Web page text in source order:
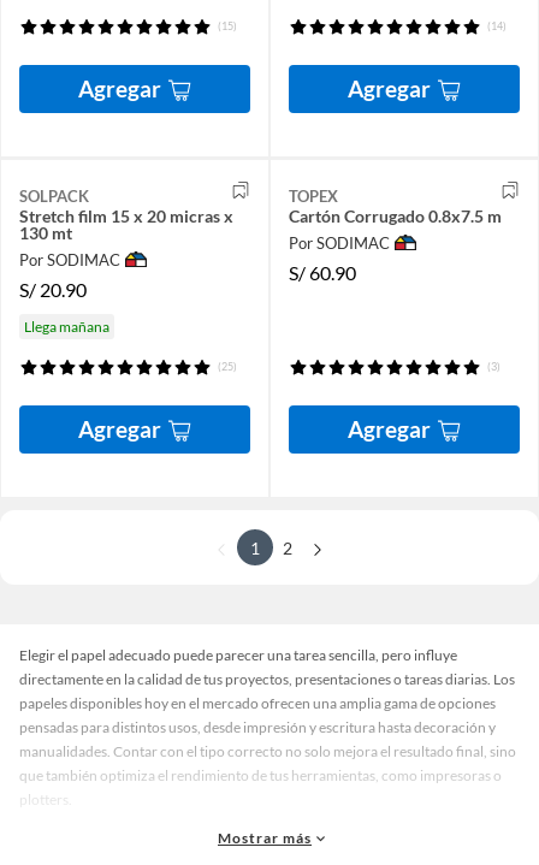
(15)
Agregar
(14)
Agregar
SOLPACK
Stretch film 15 x 20 micras x
130 mt
Por SODIMAC
S/ 20.90
Llega mañana
(25)
Agregar
TOPEX
Cartón Corrugado 0.8x7.5 m
Por SODIMAC
S/60.90
(3)
Agregar
1 2
Elegir el papel adecuado puede parecer una tarea sencilla, pero influye
directamente en la calidad de tus proyectos, presentaciones o tareas diarias. Los
papeles disponibles hoy en el mercado ofrecen una amplia gama de opciones
pensadas para distintos usos, desde impresión y escritura hasta decoración y
manualidades. Contar con el tipo correcto no solo mejora el resultado final, sino
que también optimiza el rendimiento de tus herramientas, como impresoras o
plotters.
Dentro de esta categoría encontrarás variedad en gramajes, texturas, colores y
Mostrar más